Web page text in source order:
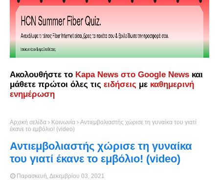
Ακολουθήστε το Kapa News στο Google News και
μάθετε πρώτοι όλες τις ειδήσεις με καθημερινή
ενημέρωση
Αρχική σελίδα Κοινωνία
Αντιεμβολιαστής χώρισε τη γυναίκα του γιατί
έκανε το εμβόλιο! (video)
Αντιεμβολιαστής χώρισε τη γυναίκα
του γιατί έκανε το εμβόλιο! (video)
Παρασκευή, Δεκεμβρίου 03, 2021